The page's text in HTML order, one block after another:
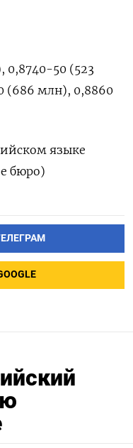
0,8740-50 (523
(686 млн), 0,8860
языке
бюро)